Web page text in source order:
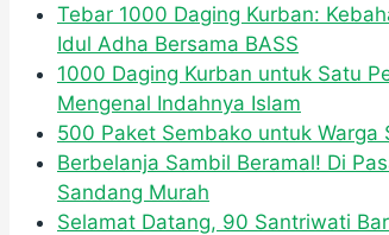
Tebar 1000 Daging Kurban:
Idul Adha Bersama BASS
1000 Daging Kurban untuk Satu
Mengenal Indahnya Islam
500 Paket Sembako untuk Warga
Berbelanja Sambil Beramal! Di
Sandang Murah
Selamat Datang, 90 Santriwati